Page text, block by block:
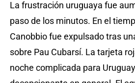
La frustración uruguaya fue
paso de los minutos. En el
Canobbio fue expulsado tras
sobre Pau Cubarsí. La tarjeta
noche complicada para